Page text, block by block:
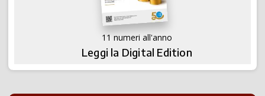
11 numeri all'anno
Leggi la Digital Edition